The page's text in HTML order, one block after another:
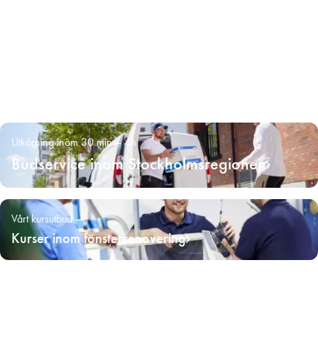
Utkörning inom 30 min – 4h
Budservice inom Stockholmsregionen
Vårt kursutbud
Kurser inom fönsterrenovering